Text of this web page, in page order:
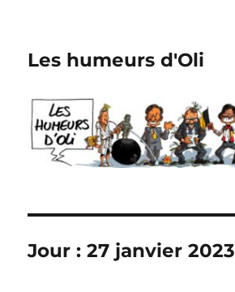
Les humeurs d'Oli
Jour :27 janvier 2023